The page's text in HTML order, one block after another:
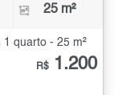
25 m²
quarto - 25 m²
R$ 1.200